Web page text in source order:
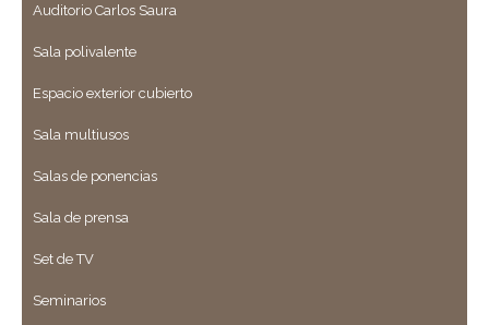
Auditorio Carlos Saura
Sala polivalente
Espacio exterior cubierto
Sala multiusos
Salas de ponencias
Sala de prensa
Set de TV
Seminarios